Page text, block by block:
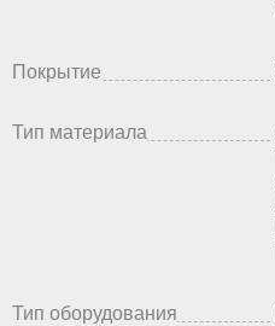
Покрытие
Тип материала
Тип оборудования